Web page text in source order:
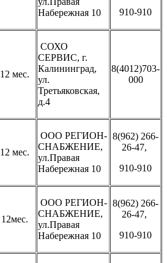
Набережная 10
910-910
12 мес.
СОХО
СЕРВИС, г.
Калининград,
ул.
Третьяковская,
д.4
8(4012)703-
000
12 мес.
ООО РЕГИОН-
СНАБЖЕНИЕ,
ул.Правая
Набережная 10
8(962) 266-
26-47,
910-910
12мес.
ООО РЕГИОН-
СНАБЖЕНИЕ,
ул.Правая
Набережная 10
8(962) 266-
26-47,
910-910